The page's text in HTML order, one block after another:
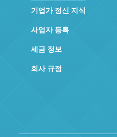
기업가 정신 지식
사업자 등록
세금 정보
회사 규정